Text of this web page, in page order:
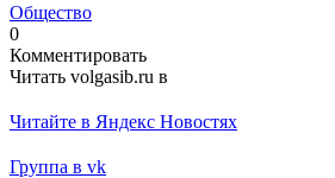
Общество
0
Комментировать
Читать volgasib.ru в
Читайте в Яндекс Новостях
Группа в vk